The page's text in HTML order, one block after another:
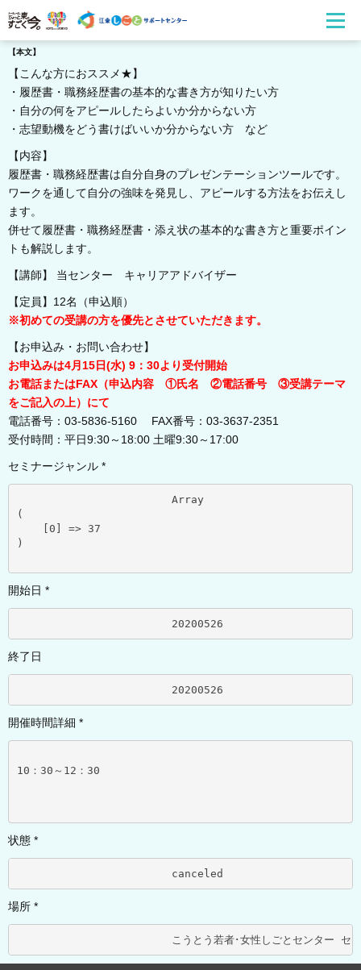
【本文】
【こんな方におススメ★】
・履歴書・職務経歴書の基本的な書き方が知りたい方
・自分の何をアピールしたらよいか分からない方
・志望動機をどう書けばいいか分からない方 など
【内容】
履歴書・職務経歴書は自分自身のプレゼンテーションツールです。
ワークを通して自分の強味を発見し、アピールする方法をお伝えし
ます。
併せて履歴書・職務経歴書・添え状の基本的な書き方と重要ポイン
トも解説します。
【講師】 当センター キャリアアドバイザー
【定員】12名（申込順）
※初めての受講の方を優先とさせていただきます。
【お申込み・お問い合わせ】
お申込みは4月15日(水) 9：30より受付開始
お電話またはFAX（申込内容 ①氏名 ②電話番号 ③受講テーマ
をご記入の上）にて
電話番号：03-5836-5160 FAX番号：03-3637-2351
受付時間：平日9:30～18:00 土曜9:30～17:00
セミナージャンル *
(
    [0] => 37
)
開始日 *
終了日
開催時間詳細 *
10：30～12：30
状態 *
場所 *